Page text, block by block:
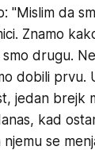
"Mislim da
Znamo
drugu.
dobili prvu.
jedan brejk
kad
se